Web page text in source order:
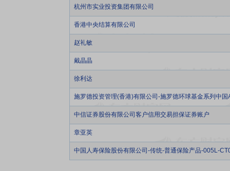
杭州市实业投资集团有限公司
香港中央结算有限公司
赵礼敏
戴晶晶
徐利达
施罗德投资管理(香港)有限公司-施罗德环球基金系列中国
中信证券股份有限公司客户信用交易担保证券账户
章亚英
中国人寿保险股份有限公司-传统-普通保险产品-005L-